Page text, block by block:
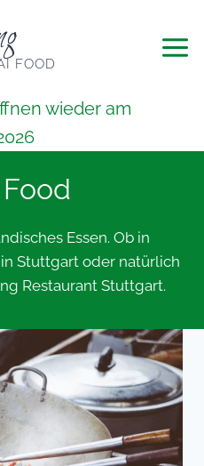
FOOD
wieder am
Essen. Ob in
Stuttgart oder natürlich
Restaurant Stuttgart.